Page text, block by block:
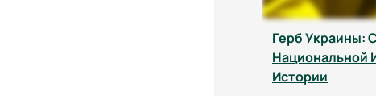
Герб Украины:
Национальной
Истории